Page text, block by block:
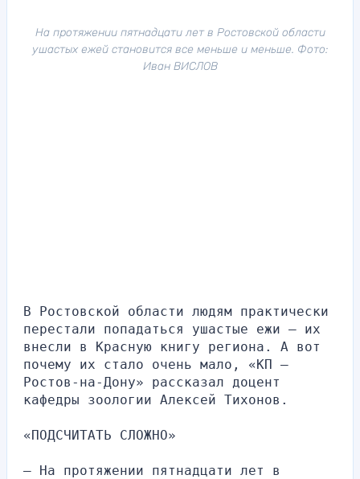
На протяжении пятнадцати лет в Ростовской области
ушастых ежей становится все меньше и меньше. Фото:
Иван ВИСЛОВ
В Ростовской области людям практически
перестали попадаться ушастые ежи — их
внесли в Красную книгу региона. А вот
почему их стало очень мало, «КП —
Ростов-на-Дону» рассказал доцент
кафедры зоологии Алексей Тихонов.
«ПОДСЧИТАТЬ СЛОЖНО»
— На протяжении пятнадцати лет в